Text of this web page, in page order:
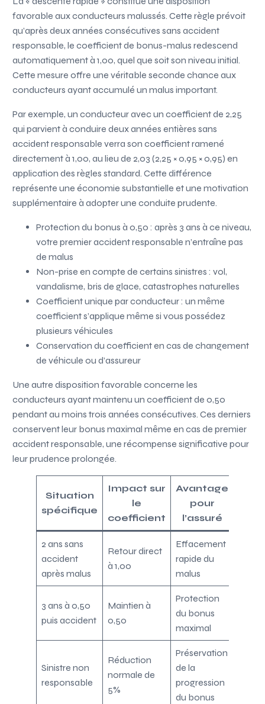
favorable aux conducteurs malussés. Cette règle prévoit
qu’après deux années consécutives sans accident
responsable, le coefficient de bonus-malus redescend
automatiquement à 1,00, quel que soit son niveau initial.
Cette mesure offre une véritable seconde chance aux
conducteurs ayant accumulé un malus important.
Par exemple, un conducteur avec un coefficient de 2,25
qui parvient à conduire deux années entières sans
accident responsable verra son coefficient ramené
directement à 1,00, au lieu de 2,03 (2,25 × 0,95 × 0,95) en
application des règles standard. Cette différence
représente une économie substantielle et une motivation
supplémentaire à adopter une conduite prudente.
Protection du bonus à 0,50 : après 3 ans à ce niveau,
votre premier accident responsable n’entraîne pas
de malus
Non-prise en compte de certains sinistres : vol,
vandalisme, bris de glace, catastrophes naturelles
Coefficient unique par conducteur : un même
coefficient s’applique même si vous possédez
plusieurs véhicules
Conservation du coefficient en cas de changement
de véhicule ou d’assureur
Une autre disposition favorable concerne les
conducteurs ayant maintenu un coefficient de 0,50
pendant au moins trois années consécutives. Ces derniers
conservent leur bonus maximal même en cas de premier
accident responsable, une récompense significative pour
leur prudence prolongée.
Situation
spécifique
Impact sur
le
coefficient
Avantage
pour
l’assuré
2 ans sans
accident
après malus
Retour direct
à 1,00
Effacement
rapide du
malus
3 ans à 0,50
puis accident
Maintien à
0,50
Protection
du bonus
maximal
Sinistre non
responsable
Réduction
normale de
5%
Préservation
de la
progression
du bonus